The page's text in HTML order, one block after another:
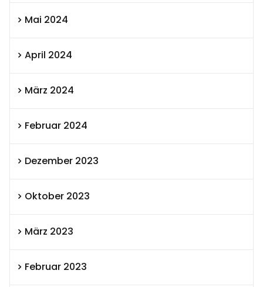
Mai 2024
April 2024
März 2024
Februar 2024
Dezember 2023
Oktober 2023
März 2023
Februar 2023